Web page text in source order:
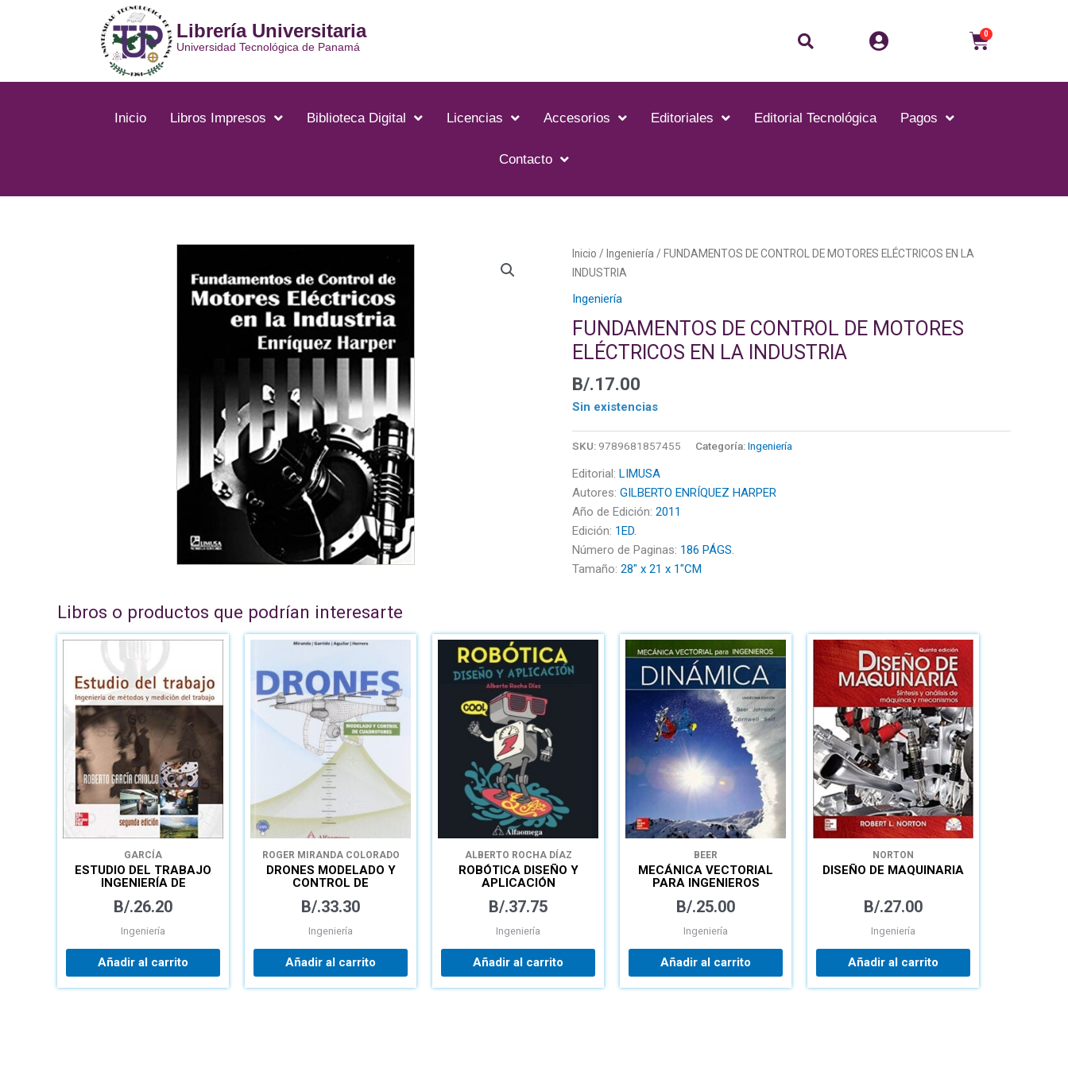
Librería Universitaria
Universidad Tecnológica de Panamá Buscar 0Carrito
Inicio Libros Impresos Biblioteca Digital Licencias Accesorios Editoriales Editorial Tecnológica Pagos
Contacto
Inicio / Ingeniería / FUNDAMENTOS DE CONTROL DE MOTORES ELÉCTRICOS EN LA
INDUSTRIA
Ingeniería
FUNDAMENTOS DE CONTROL DE MOTORES
ELÉCTRICOS EN LA INDUSTRIA
B/.17.00
Sin existencias
SKU: 9789681857455 Categoría:Ingeniería
Editorial: LIMUSA
Autores: GILBERTO ENRÍQUEZ HARPER
Año de Edición: 2011
Edición: 1ED.
Número de Paginas: 186 PÁGS.
Tamaño: 28" x 21 x 1"CM
Libros o productos que podrían interesarte
GARCÍA
ESTUDIO DEL TRABAJO
INGENIERÍA DE
DEL TRABAJO
B/.26.20
Ingeniería
Añadir al carrito
ROGER MIRANDA COLORADO
DRONES MODELADO Y
CONTROL DE
B/.33.30
Ingeniería
Añadir al carrito
ALBERTO ROCHA DÍAZ
ROBÓTICA DISEÑO Y
APLICACIÓN
B/.37.75
Ingeniería
Añadir al carrito
BEER
MECÁNICA VECTORIAL
PARA INGENIEROS
B/.25.00
Ingeniería
Añadir al carrito
NORTON
DISEÑO DE MAQUINARIA
B/.27.00
Ingeniería
Añadir al carrito